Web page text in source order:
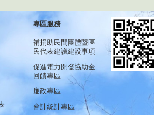
專區服務
補捐助民間團體暨區
民代表建議建設事項
促進電力開發協助金
回饋專區
廉政專區
會計統計專區